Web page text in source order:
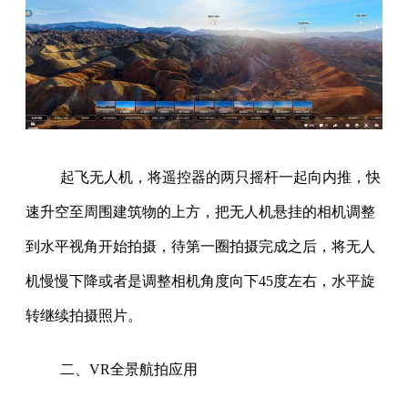
起飞无人机，将遥控器的两只摇杆一起向内推，快
速升空至周围建筑物的上方，把无人机悬挂的相机调整
到水平视角开始拍摄，待第一圈拍摄完成之后，将无人
机慢慢下降或者是调整相机角度向下45度左右，水平旋
转继续拍摄照片。
二、VR全景航拍应用